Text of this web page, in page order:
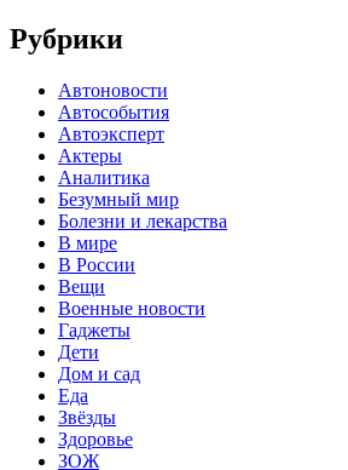
Рубрики
Автоновости
Автособытия
Автоэксперт
Актеры
Аналитика
Безумный мир
Болезни и лекарства
В мире
В России
Вещи
Военные новости
Гаджеты
Дети
Дом и сад
Еда
Звёзды
Здоровье
ЗОЖ